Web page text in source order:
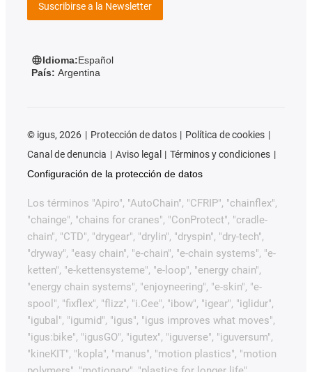
Suscribirse a la Newsletter
Idioma:Español
País: Argentina
© igus, 2026 Protección de datos
Política de cookies
Canal de denuncia
Aviso legal
Términos y condiciones
Configuración de la protección de datos
Los términos "Apiro", "AutoChain", "CFRIP", "chainflex",
"chainge", "chains for cranes", "ConProtect", "cradle-
chain", "CTD", "drygear", "drylin", "dryspin", "dry-tech",
"dryway", "easy chain", "e-chain", "e-chain systems", "e-
ketten", "e-kettensysteme", "e-loop", "energy chain",
"energy chain systems", "enjoyneering", "e-skin", "e-
spool", "fixflex", "flizz", "i.Cee", "ibow", "igear", "iglidur",
"igubal", "igumid", "igus", "igus improves what moves",
"igus:bike", "igusGO", "igutex", "iguverse", "iguversum",
"kineKIT", "kopla", "manus", "motion plastics", "motion